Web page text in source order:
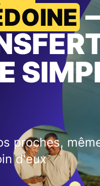
proches,
d'eux